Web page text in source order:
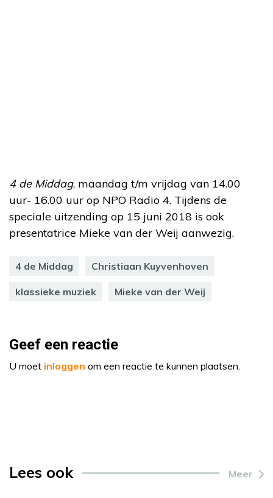
4 de Middag, maandag t/m vrijdag van 14.00
uur- 16.00 uur op NPO Radio 4. Tijdens de
speciale uitzending op 15 juni 2018 is ook
presentatrice Mieke van der Weij aanwezig.
4 de Middag Christiaan Kuyvenhoven
klassieke muziek Mieke van der Weij
Geef een reactie
U moet inloggen om een reactie te kunnen plaatsen.
Lees ook Meer